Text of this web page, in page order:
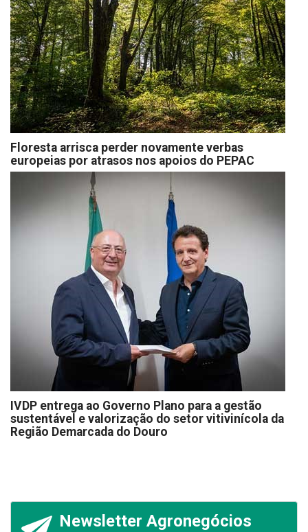
Floresta arrisca perder novamente verbas
europeias por atrasos nos apoios do PEPAC
IVDP entrega ao Governo Plano para a gestão
sustentável e valorização do setor vitivinícola da
Região Demarcada do Douro
Newsletter Agronegócios